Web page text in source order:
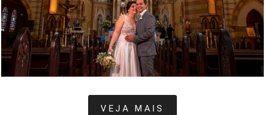
1398 0
VEJA MAIS